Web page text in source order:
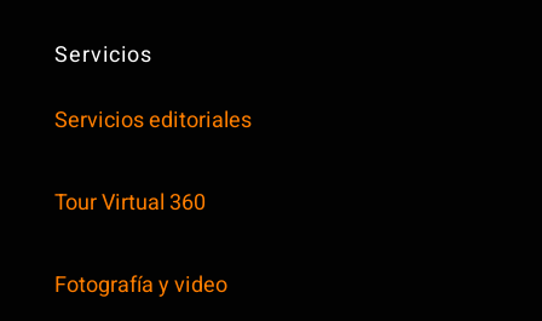
Servicios
Servicios editoriales
Tour Virtual 360
Fotografía y video